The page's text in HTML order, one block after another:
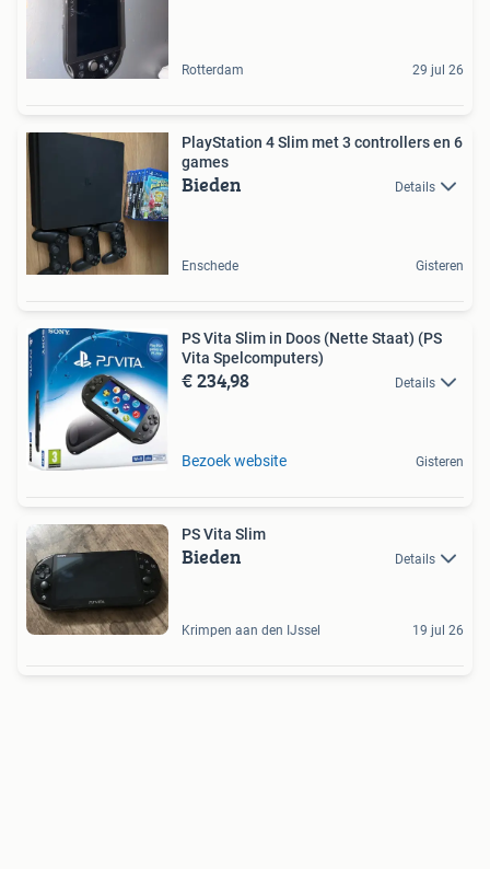
Rotterdam 29 jul 26
PlayStation 4 Slim met 3 controllers en 6
games
Bieden Details
Enschede Gisteren
PS Vita Slim in Doos (Nette Staat) (PS
Vita Spelcomputers)
€ 234,98 Details
Bezoek website Gisteren
PS Vita Slim
Bieden Details
Krimpen aan den IJssel 19 jul 26